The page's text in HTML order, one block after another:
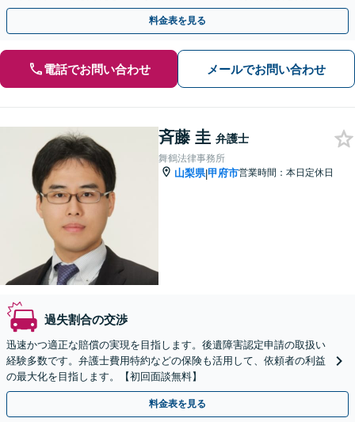
れるよう、状況に応じた最善の方法をご提案します。
料金表を見る
電話でお問い合わせ メールでお問い合わせ
斉藤 圭 弁護士
舞鶴法律事務所
山梨県|甲府市営業時間：本日定休日
過失割合の交渉
迅速かつ適正な賠償の実現を目指します。後遺障害認定申請の取扱い
経験多数です。弁護士費用特約などの保険も活用して、依頼者の利益
の最大化を目指します。【初回面談無料】
料金表を見る